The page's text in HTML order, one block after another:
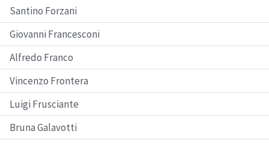
Santino Forzani
Giovanni Francesconi
Alfredo Franco
Vincenzo Frontera
Luigi Frusciante
Bruna Galavotti